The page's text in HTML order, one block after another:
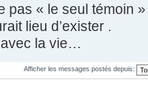
pas « le seul témoin
lieu d’exister .
la vie…
Afficher les messages postés depuis: